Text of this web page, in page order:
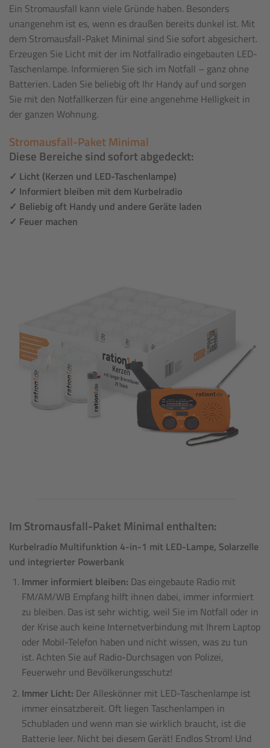
Ein Stromausfall kann viele Gründe haben. Besonders
unangenehm ist es, wenn es draußen bereits dunkel ist. Mit
dem Stromausfall-Paket Minimal sind Sie sofort abgesichert.
Erzeugen Sie Licht mit der im Notfallradio eingebauten LED-
Taschenlampe. Informieren Sie sich im Notfall – ganz ohne
Batterien. Laden Sie beliebig oft Ihr Handy auf und sorgen
Sie mit den Notfallkerzen für eine angenehme Helligkeit in
der ganzen Wohnung.
Stromausfall-Paket Minimal
Diese Bereiche sind sofort abgedeckt:
✓ Licht (Kerzen und LED-Taschenlampe)
✓ Informiert bleiben mit dem Kurbelradio
✓ Beliebig oft Handy und andere Geräte laden
✓ Feuer machen
Im Stromausfall-Paket Minimal enthalten:
Kurbelradio Multifunktion 4-in-1 mit LED-Lampe, Solarzelle
und integrierter Powerbank
Immer informiert bleiben: Das eingebaute Radio mit
FM/AM/WB Empfang hilft ihnen dabei, immer informiert
zu bleiben. Das ist sehr wichtig, weil Sie im Notfall oder in
der Krise auch keine Internetverbindung mit Ihrem Laptop
oder Mobil-Telefon haben und nicht wissen, was zu tun
ist. Achten Sie auf Radio-Durchsagen von Polizei,
Feuerwehr und Bevölkerungsschutz!
Immer Licht: Der Alleskönner mit LED-Taschenlampe ist
immer einsatzbereit. Oft liegen Taschenlampen in
Schubladen und wenn man sie wirklich braucht, ist die
Batterie leer. Nicht bei diesem Gerät! Endlos Strom! Und